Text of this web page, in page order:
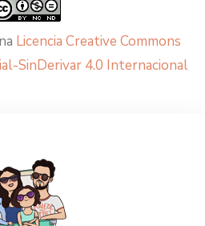
Licencia Creative Commons
SinDerivar 4.0 Internacional